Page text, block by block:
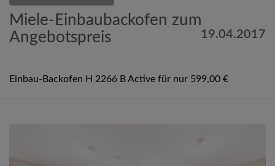
Miele-Einbaubackofen zum
Angebotspreis
19.04.2017
Einbau-Backofen H 2266 B Active für nur 599,00 €